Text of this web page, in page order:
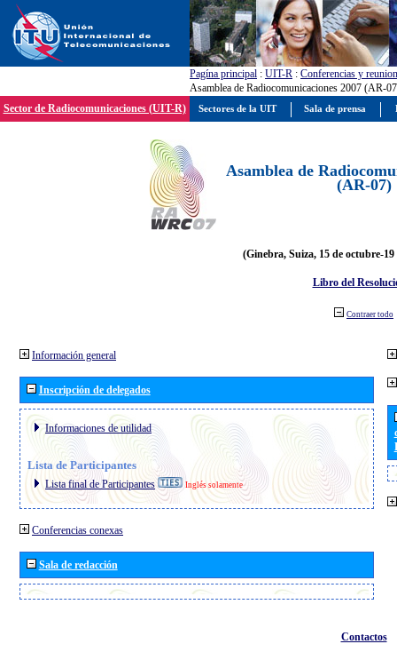
Pagína principal : UIT-R : Conferencias y
Asamblea de Radiocomunicaciones 2007 (AR-
Sector de Radiocomunicaciones (UIT-R)
Asamblea de
(AR-07)
(Ginebra, Suiza, 15 de octubre-19
Libro del
Contraer todo
Información general
Inscripción de delegados
Informaciones de utilidad
Lista de Participantes
Lista final de Participantes Inglés solamente
Conferencias conexas
Sala de redacción
Contactos
Sectores de la UIT Sala de prensa